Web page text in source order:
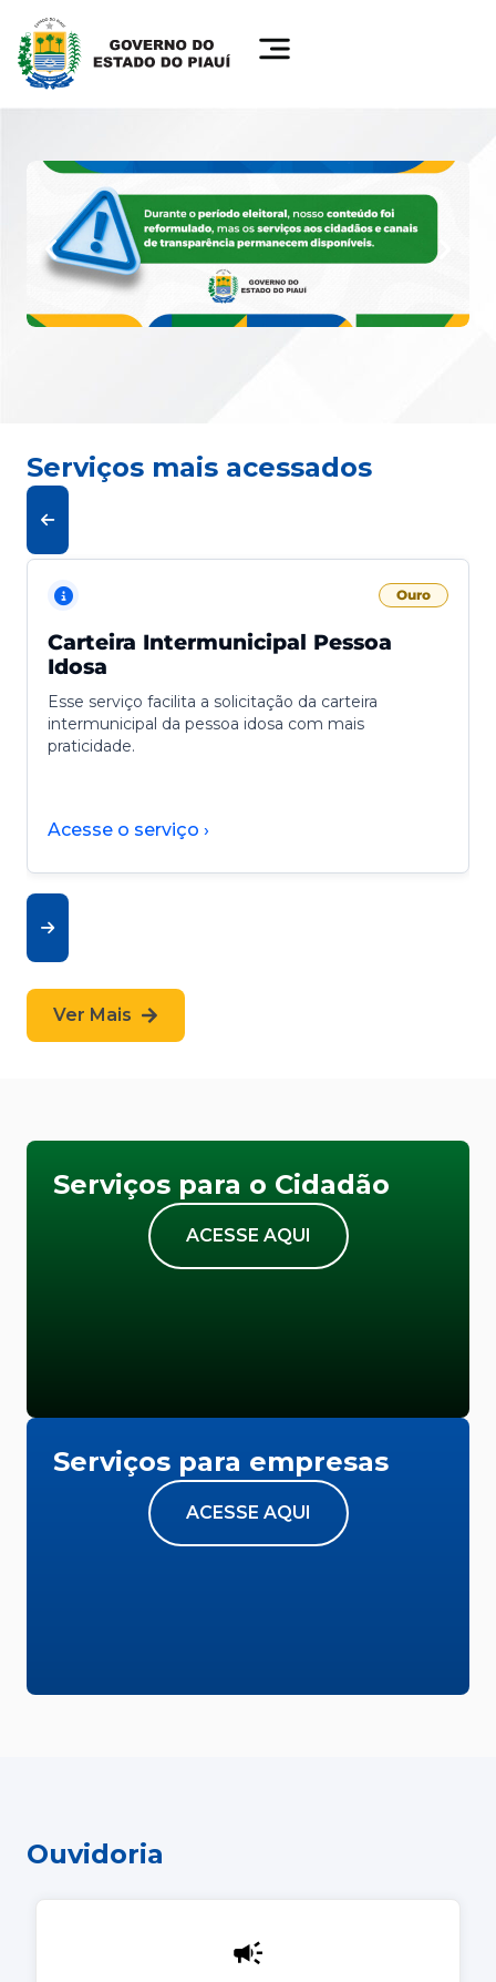
Serviços mais acessados
Ouro
Carteira Intermunicipal Pessoa
Idosa
Esse serviço facilita a solicitação da carteira
intermunicipal da pessoa idosa com mais
praticidade.
Acesse o serviço ›
Ver Mais
Serviços para o Cidadão
ACESSE AQUI
Serviços para empresas
ACESSE AQUI
Ouvidoria